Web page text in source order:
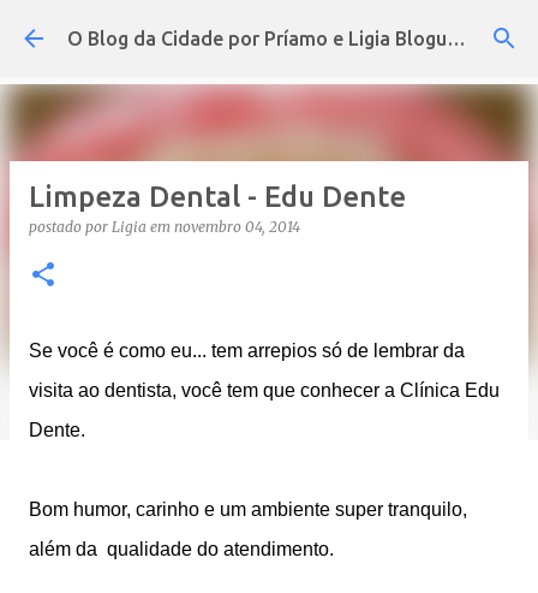
Pular para o conteúdo principal O Blog da Cidade por Príamo e Ligia Blogueira
Limpeza Dental - Edu Dente
postado por Ligia em novembro 04, 2014
Se você é como eu... tem arrepios só de lembrar da
visita ao dentista, você tem que conhecer a Clínica Edu
Dente.
Bom humor, carinho e um ambiente super tranquilo,
além da qualidade do atendimento.